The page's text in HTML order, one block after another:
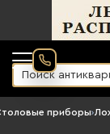
приборы›